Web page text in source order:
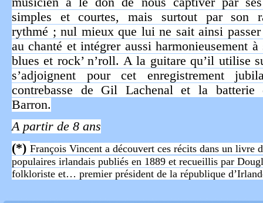
simples et courtes, mais surtout par son
rythmé ; nul mieux que lui ne sait ainsi
au chanté et intégrer aussi harmonieusement
blues et rock’ n’roll. A la guitare qu’il utilise
s’adjoignent pour cet enregistrement
contrebasse de Gil Lachenal et la batterie
Barron.
A partir de 8 ans
(*) François Vincent a découvert ces récits dans un livre
populaires irlandais publiés en 1889 et recueillis par
folkloriste et… premier président de la république